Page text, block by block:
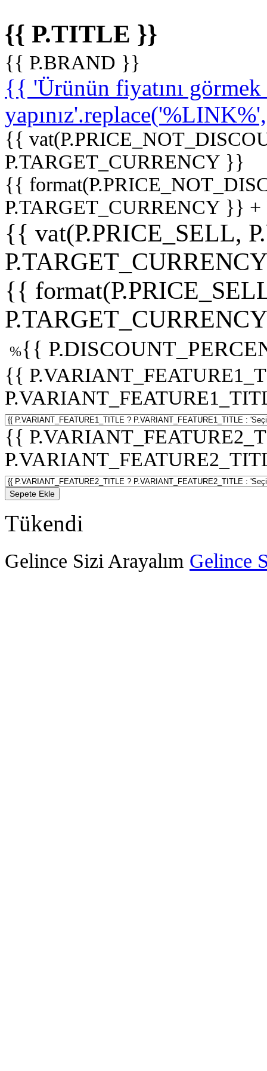
{{ P.TITLE }}
{{ P.BRAND }}
{{ 'Ürünün fiyatını
{{
P.TARGET_CURRENCY }}
{{
P.TARGET_CURRENCY }}
{{ vat(P.PRICE_SELL,
{{
%{{
{{
{{
Sepete Ekle
Tükendi
Gelince Sizi Arayalım Gelince